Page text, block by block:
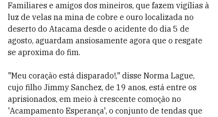
Familiares e amigos dos mineiros, que fazem vigílias à
luz de velas na mina de cobre e ouro localizada no
deserto do Atacama desde o acidente do dia 5 de
agosto, aguardam ansiosamente agora que o resgate
se aproxima do fim.
"Meu coração está disparado!," disse Norma Lague,
cujo filho Jimmy Sanchez, de 19 anos, está entre os
aprisionados, em meio à crescente comoção no
'Acampamento Esperança', o conjunto de tendas que